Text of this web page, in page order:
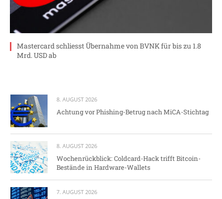
Mastercard schliesst Übernahme von BVNK für bis zu 1.8
Mrd. USD ab
8. AUGUST 2026
Achtung vor Phishing-Betrug nach MiCA-Stichtag
8. AUGUST 2026
Wochenrückblick: Coldcard-Hack trifft Bitcoin-
Bestände in Hardware-Wallets
7. AUGUST 2026